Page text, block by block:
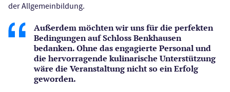
der Allgemeinbildung.
Außerdem möchten wir uns für die perfekten
Bedingungen auf Schloss Benkhausen
bedanken. Ohne das engagierte Personal und
die hervorragende kulinarische Unterstützung
wäre die Veranstaltung nicht so ein Erfolg
geworden.